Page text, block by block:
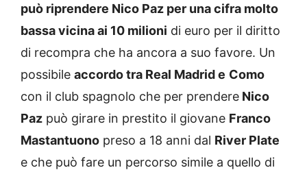
può riprendere Nico Paz per una cifra molto
bassa vicina ai 10 milioni di euro per il diritto
di recompra che ha ancora a suo favore. Un
possibile accordo tra Real Madrid e Como
con il club spagnolo che per prendere Nico
Paz può girare in prestito il giovane Franco
Mastantuono preso a 18 anni dal River Plate
e che può fare un percorso simile a quello di